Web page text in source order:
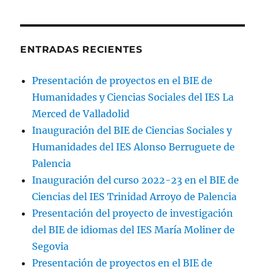
Alonso
Berruguete
ENTRADAS RECIENTES
Presentación de proyectos en el BIE de
Humanidades y Ciencias Sociales del IES La
Merced de Valladolid
Inauguración del BIE de Ciencias Sociales y
Humanidades del IES Alonso Berruguete de
Palencia
Inauguración del curso 2022-23 en el BIE de
Ciencias del IES Trinidad Arroyo de Palencia
Presentación del proyecto de investigación
del BIE de idiomas del IES María Moliner de
Segovia
Presentación de proyectos en el BIE de